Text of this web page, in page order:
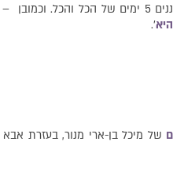
לא כ״כ ידעתי למה לצפות, איך זה יתאים לילדים פלוס הורים פלוס סבא סבתא, ואיך מתכננים 5 ימים של הכל
׳.
של מיכל בן-ארי מנור, בעזרת אבא